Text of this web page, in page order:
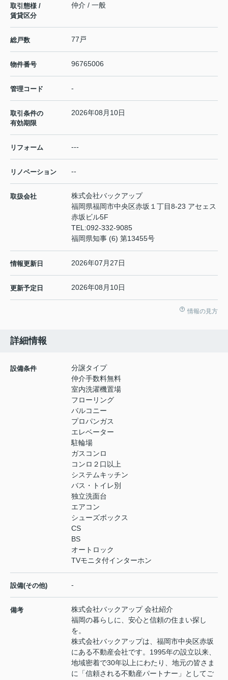
取引態様 /
賃貸区分
仲介 / 一般
総戸数 77戸
物件番号 96765006
管理コード -
取引条件の
有効期限
2026年08月10日
リフォーム ---
リノベーション --
取扱会社
株式会社バックアップ
福岡県福岡市中央区赤坂１丁目8-23 アセェス
赤坂ビル5F
TEL:092-332-9085
福岡県知事 (6) 第13455号
情報更新日 2026年07月27日
更新予定日 2026年08月10日
情報の見方
詳細情報
設備条件
分譲タイプ
仲介手数料無料
室内洗濯機置場
フローリング
バルコニー
プロパンガス
エレベーター
駐輪場
ガスコンロ
コンロ２口以上
システムキッチン
バス・トイレ別
独立洗面台
エアコン
シューズボックス
CS
BS
オートロック
TVモニタ付インターホン
設備(その他) -
備考
株式会社バックアップ 会社紹介
福岡の暮らしに、安心と信頼の住まい探し
を。
株式会社バックアップは、福岡市中央区赤坂
にある不動産会社です。1995年の設立以来、
地域密着で30年以上にわたり、地元の皆さま
に「信頼される不動産パートナー」としてご